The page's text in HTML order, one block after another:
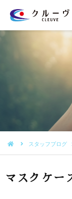
スタッフブログ
マスクケー